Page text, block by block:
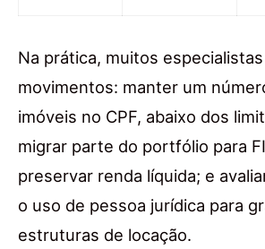
Na prática, muitos
movimentos: manter um
imóveis no CPF, abaixo dos
migrar parte do portfólio para
preservar renda líquida; e
o uso de pessoa jurídica para
estruturas de locação.